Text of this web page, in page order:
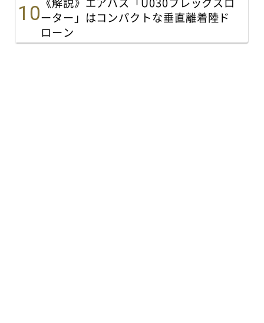
ーター」はコンパクトな垂直離着陸ド
ローン